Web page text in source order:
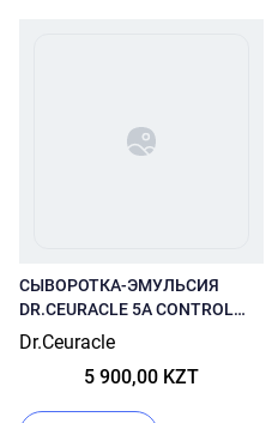
СЫВОРОТКА-ЭМУЛЬСИЯ
DR.CEURACLE 5A CONTROL
CLEARING SERUM IN
Dr.Ceuracle
5 900,00 KZT